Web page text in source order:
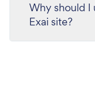
Why should I
Exai site?